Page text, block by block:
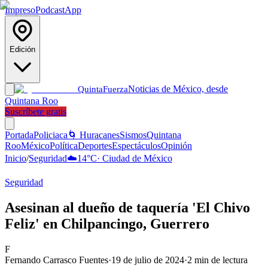
ImpresoPodcastApp
Edición
QuintaFuerzaNoticias de México, desde
Quintana Roo
Suscríbete gratis
PortadaPoliciaca 🌀 HuracanesSismosQuintana
RooMéxicoPolíticaDeportesEspectáculosOpinión
Inicio/Seguridad☁️14°C· Ciudad de México
Seguridad
Asesinan al dueño de taquería 'El Chivo
Feliz' en Chilpancingo, Guerrero
F
Fernando Carrasco Fuentes·19 de julio de 2024·2 min de lectura